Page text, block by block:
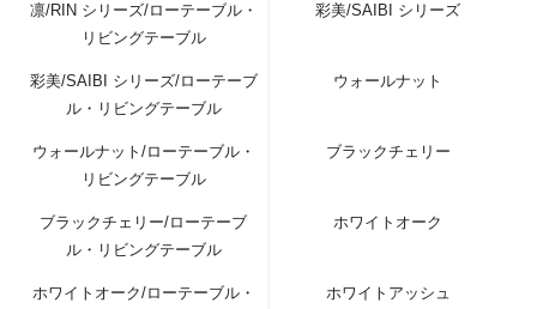
凛/RIN シリーズ/ローテーブル・
リビングテーブル
彩美/SAIBI シリーズ
彩美/SAIBI シリーズ/ローテーブ
ル・リビングテーブル
ウォールナット
ウォールナット/ローテーブル・
リビングテーブル
ブラックチェリー
ブラックチェリー/ローテーブ
ル・リビングテーブル
ホワイトオーク
ホワイトオーク/ローテーブル・
ホワイトアッシュ